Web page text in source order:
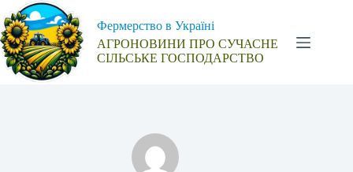
Перейти
до
вмісту
Фермерство в Україні
АГРОНОВИНИ ПРО СУЧАСНЕ
СІЛЬСЬКЕ ГОСПОДАРСТВО